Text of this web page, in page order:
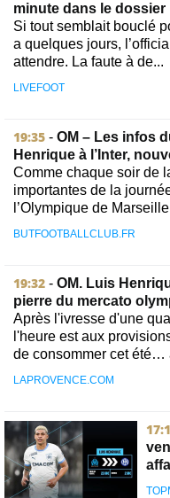
minute dans le
Si tout semblait bouclé
a quelques jours,
attendre. La faute à de...
LIVEFOOT
19:35 - OM – Les infos
Henrique à l’Inter,
Comme chaque soir de
importantes de la
l’Olympique de
BUTFOOTBALLCLUB.FR
19:32 - OM. Luis
pierre du mercato
Après l'ivresse d'une
l'heure est aux
de consommer cet été…
LAPROVENCE.COM